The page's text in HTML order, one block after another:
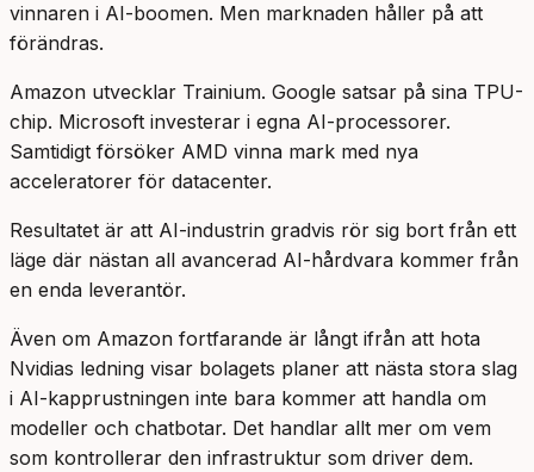
vinnaren i AI-boomen. Men marknaden håller på att
förändras.
Amazon utvecklar Trainium. Google satsar på sina TPU-
chip. Microsoft investerar i egna AI-processorer.
Samtidigt försöker AMD vinna mark med nya
acceleratorer för datacenter.
Resultatet är att AI-industrin gradvis rör sig bort från ett
läge där nästan all avancerad AI-hårdvara kommer från
en enda leverantör.
Även om Amazon fortfarande är långt ifrån att hota
Nvidias ledning visar bolagets planer att nästa stora slag
i AI-kapprustningen inte bara kommer att handla om
modeller och chatbotar. Det handlar allt mer om vem
som kontrollerar den infrastruktur som driver dem.